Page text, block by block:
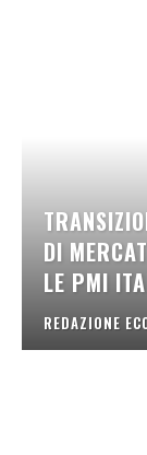
DI
LE PMI
REDAZIONE